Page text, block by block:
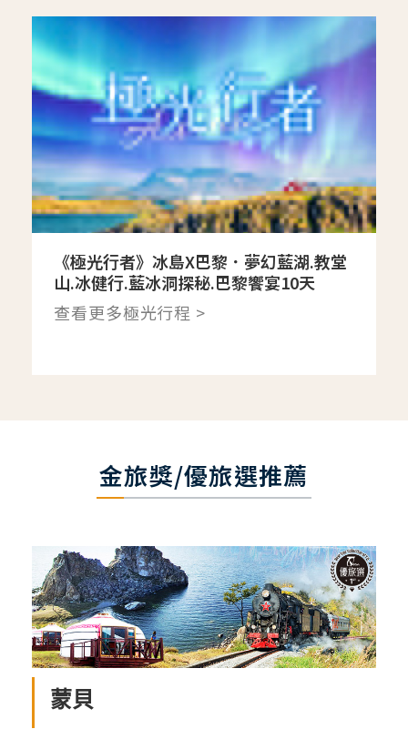
《極光行者》冰島X巴黎．夢幻藍湖.教堂
山.冰健行.藍冰洞探秘.巴黎饗宴10天
查看更多極光行程 >
金旅獎/優旅選推薦
蒙貝